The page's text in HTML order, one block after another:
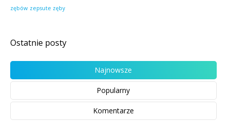
zębów zepsute zęby
Ostatnie posty
Najnowsze
Popularny
Komentarze